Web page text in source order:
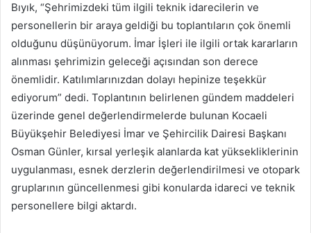
Bıyık, “Şehrimizdeki tüm ilgili teknik idarecilerin ve
personellerin bir araya geldiği bu toplantıların çok önemli
olduğunu düşünüyorum. İmar İşleri ile ilgili ortak kararların
alınması şehrimizin geleceği açısından son derece
önemlidir. Katılımlarınızdan dolayı hepinize teşekkür
ediyorum” dedi. Toplantının belirlenen gündem maddeleri
üzerinde genel değerlendirmelerde bulunan Kocaeli
Büyükşehir Belediyesi İmar ve Şehircilik Dairesi Başkanı
Osman Günler, kırsal yerleşik alanlarda kat yüksekliklerinin
uygulanması, esnek derzlerin değerlendirilmesi ve otopark
gruplarının güncellenmesi gibi konularda idareci ve teknik
personellere bilgi aktardı.